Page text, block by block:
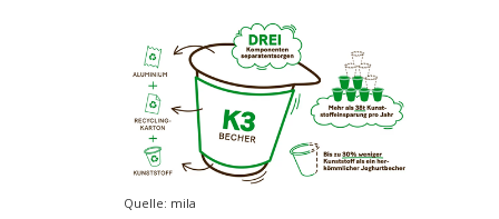
Quelle: mila